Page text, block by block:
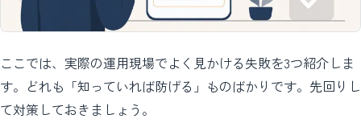
ここでは、実際の運用現場でよく見かける失敗を3つ紹介しま
す。どれも「知っていれば防げる」ものばかりです。先回りし
て対策しておきましょう。